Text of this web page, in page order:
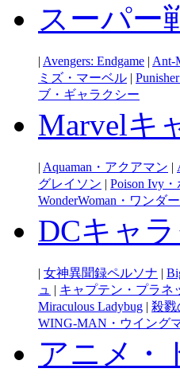
スーパー
| Avengers: Endgame | Ant-
ミズ・マーベル |
ブ・ギャラクシー
Marvelキ
| Aquaman・アクアマン |
グレイソン | Poison Ivy
WonderWoman・ワンダ
DCキャ
| 女神異聞録ペルソナ |
ュ | キャプテン・プラネ
Miraculous Ladybug | 殺戮
WING-MAN・ウイング
アニメ・